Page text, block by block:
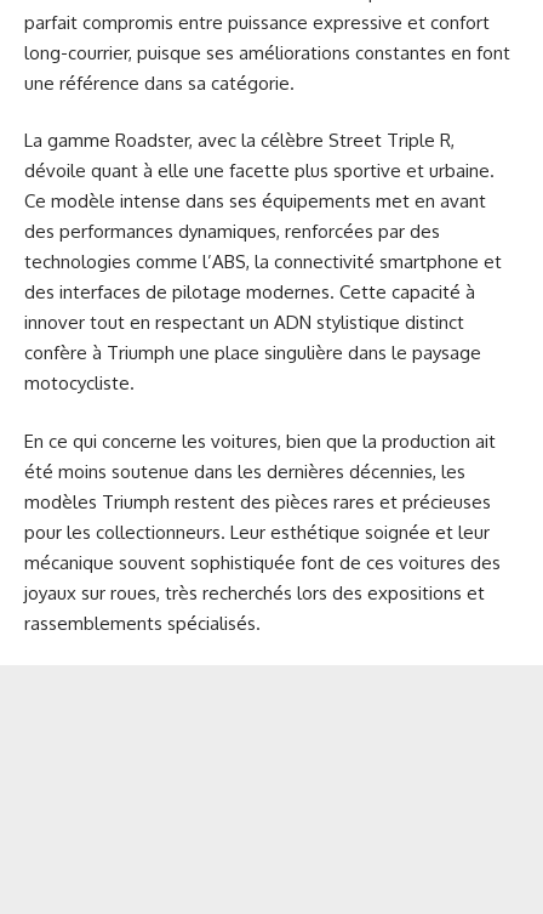
parfait compromis entre puissance expressive et confort
long-courrier, puisque ses améliorations constantes en font
une référence dans sa catégorie.
La gamme Roadster, avec la célèbre Street Triple R,
dévoile quant à elle une facette plus sportive et urbaine.
Ce modèle intense dans ses équipements met en avant
des performances dynamiques, renforcées par des
technologies comme l’ABS, la connectivité smartphone et
des interfaces de pilotage modernes. Cette capacité à
innover tout en respectant un ADN stylistique distinct
confère à Triumph une place singulière dans le paysage
motocycliste.
En ce qui concerne les voitures, bien que la production ait
été moins soutenue dans les dernières décennies, les
modèles Triumph restent des pièces rares et précieuses
pour les collectionneurs. Leur esthétique soignée et leur
mécanique souvent sophistiquée font de ces voitures des
joyaux sur roues, très recherchés lors des expositions et
rassemblements spécialisés.